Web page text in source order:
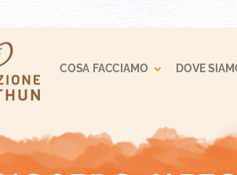
COSA FACCIAMO Toggle
DOVE